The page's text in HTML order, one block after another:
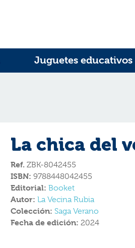
Juguetes educativos
La chica del
Ref. ZBK-8042455
ISBN: 9788448042455
Editorial: Booket
Autor: La Vecina Rubia
Colección: Saga Verano
Fecha de edición: 2024